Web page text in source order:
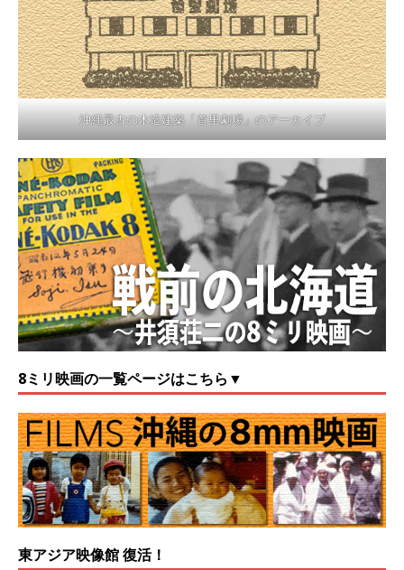
沖縄最古の木造建築「首里劇場」のアーカイブ
8ミリ映画の一覧ページはこちら▼
東アジア映像館 復活！